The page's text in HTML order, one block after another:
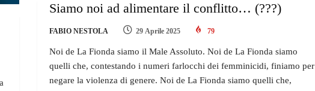
Siamo noi ad alimentare il conflitto… (???)
FABIO NESTOLA 29 Aprile 2025 79
Noi de La Fionda siamo il Male Assoluto. Noi de La Fionda siamo
quelli che, contestando i numeri farlocchi dei femminicidi, finiamo per
negare la violenza di genere. Noi de La Fionda siamo quelli che,